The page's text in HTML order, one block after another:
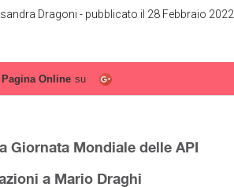
Dragoni - pubblicato il 28 Febbraio 2022
Online su
Giornata Mondiale delle API
a Mario Draghi